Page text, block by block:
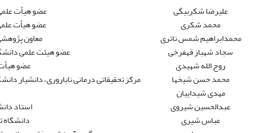
علیرضا شکربیگی
عضو هیأت علمی
محمد شکری
عضو هیأت
محمدابراهیم شمس ناتری
معاون
سجاد شهباز قهفرخی
عضو هیئت علمی
روح الله شهیدی
عضو
محمد حسن شیخها
مرکز تحقیقاتی درمانی ناباروری،
مهدی شیداییان
عبدالحسین شیروی
استاد
عباس شیری